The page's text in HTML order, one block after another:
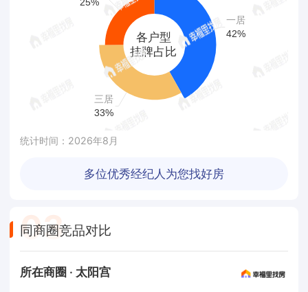
一居
42%
三居
33%
各户型
挂牌占比
统计时间：2026年8月
多位优秀经纪人为您找好房
03
同商圈竞品对比
所在商圈 · 太阳宫